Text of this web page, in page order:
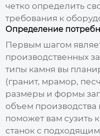
четко определить
требования к
Определение
Первым шагом
производственных
типы камня вы
(гранит, мрамор,
размеры и формы
объем
поможет вам сузить
станок с